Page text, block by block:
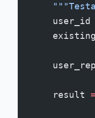
    user_id
    result
=